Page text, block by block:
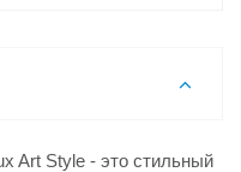
Art Style - это стильный